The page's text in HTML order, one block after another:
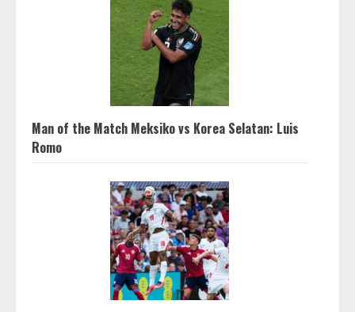
Man of the Match Meksiko vs Korea Selatan: Luis
Romo